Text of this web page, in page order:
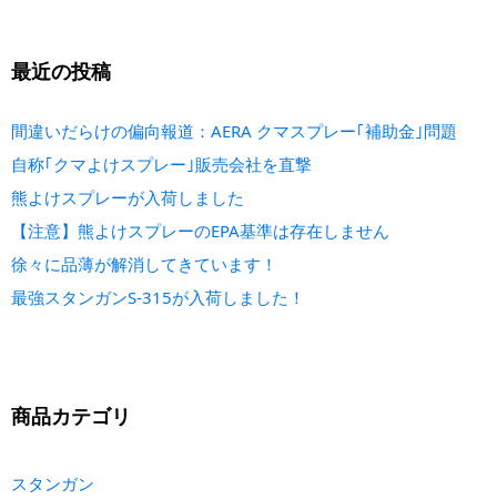
最近の投稿
間違いだらけの偏向報道：AERA クマスプレー｢補助金｣問題
自称｢クマよけスプレー｣販売会社を直撃
熊よけスプレーが入荷しました
【注意】熊よけスプレーのEPA基準は存在しません
徐々に品薄が解消してきています！
最強スタンガンS-315が入荷しました！
商品カテゴリ
スタンガン